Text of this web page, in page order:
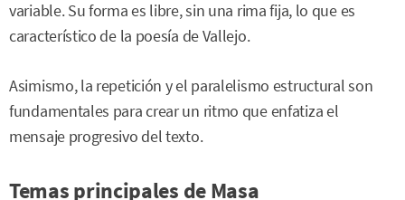
variable. Su forma es libre, sin una rima fija, lo que es
característico de la poesía de Vallejo.
Asimismo, la repetición y el paralelismo estructural son
fundamentales para crear un ritmo que enfatiza el
mensaje progresivo del texto.
Temas principales de Masa